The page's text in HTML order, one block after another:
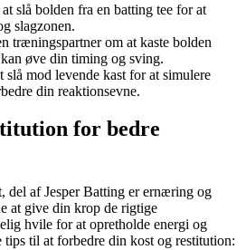
slå bolden fra en batting tee for at
slagzonen.
træningspartner om at kaste bolden
øve din timing og sving.
slå mod levende kast for at simulere
din reaktionsevne.
for bedre
del af Jesper Batting er ernæring og
at give din krop de rigtige
hvile for at opretholde energi og
til at forbedre din kost og restitution: